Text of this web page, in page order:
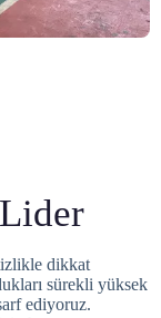
dikkat
sürekli yüksek
ediyoruz.